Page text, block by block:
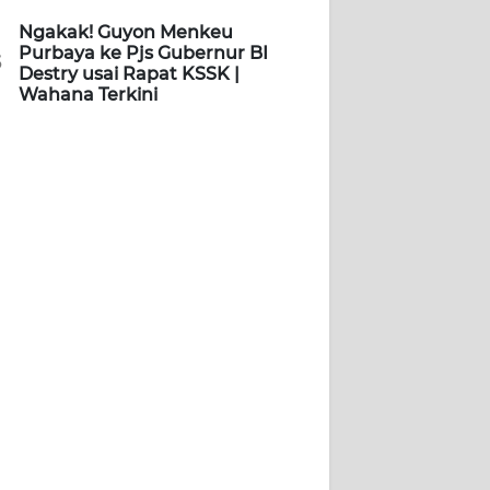
Ngakak! Guyon Menkeu
Purbaya ke Pjs Gubernur BI
Destry usai Rapat KSSK |
Wahana Terkini